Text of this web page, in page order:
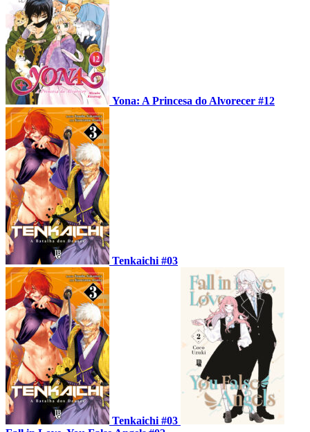
Yona: A Princesa do Alvorecer #12
Tenkaichi #03
Tenkaichi #03